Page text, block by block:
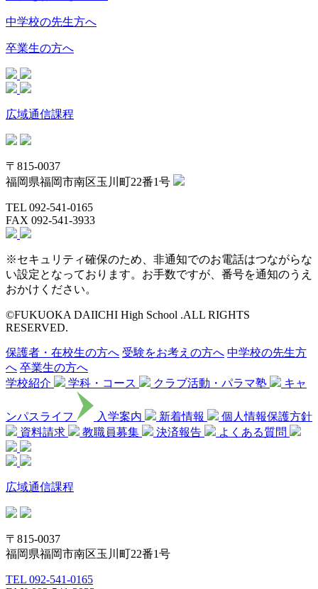
中学校の先生方へ
卒業生の方へ
広域通信課程
〒815-0037
福岡県福岡市南区玉川町22番1号
TEL 092-541-0165
FAX 092-541-3933
※セキュリティ確保のため、非通知でのお電話はつながらな
い設定となっております。お手数ですが、番号を通知のうえ
おかけください。
©FUKUOKA DAIICHI High School .ALL RIGHTS
RESERVED.
保護者・在校生の方へ 受験をお考えの方へ 中学校の先生方
へ 卒業生の方へ
学校紹介
学科・コース クラブ活動・パラマ塾 キャ
ンパスライフ 入学案内 新着情報
個人情報保護方針
資料請求
教職員募集 決済報告 よくある質問
広域通信課程
〒815-0037
福岡県福岡市南区玉川町22番1号
TEL 092-541-0165